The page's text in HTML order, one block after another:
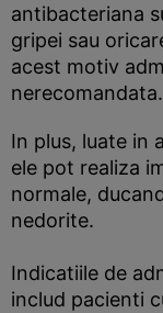
antibacteriana
gripei sau
acest motiv
nerecomandata.
In plus, luate in
ele pot realiza
normale,
nedorite.
Indicatiile de
includ pacienti